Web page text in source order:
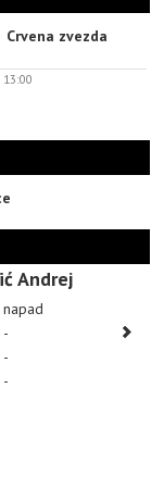
Crvena zvezda
13:00
Andrej
napad
-
-
-